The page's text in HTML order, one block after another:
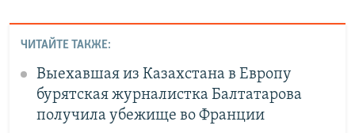
ЧИТАЙТЕ ТАКЖЕ:
Выехавшая из Казахстана в Европу
бурятская журналистка Балтатарова
получила убежище во Франции